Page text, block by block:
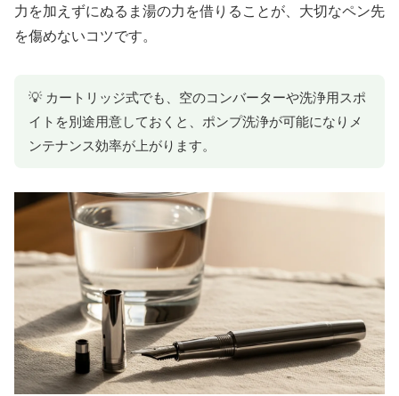
力を加えずにぬるま湯の力を借りることが、大切なペン先
を傷めないコツです。
💡 カートリッジ式でも、空のコンバーターや洗浄用スポ
イトを別途用意しておくと、ポンプ洗浄が可能になりメ
ンテナンス効率が上がります。